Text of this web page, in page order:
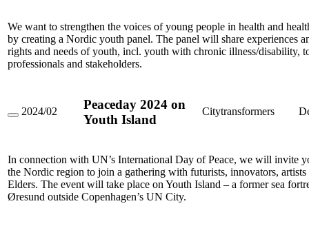
youth
voice
in
future
decisions
healthcare
We want to strengthen the voices of young people in health and
by creating a Nordic youth panel. The panel will share experiences
rights and needs of youth, incl. youth with chronic illness/disability,
professionals and stakeholders.
Peaceday
Island
2024/02
Peaceday 2024 on
Youth Island
Citytransformers
In connection with UN’s International Day of Peace, we will invite
the Nordic region to join a gathering with futurists, innovators, artists
Elders. The event will take place on Youth Island – a former sea
Øresund outside Copenhagen’s UN City.